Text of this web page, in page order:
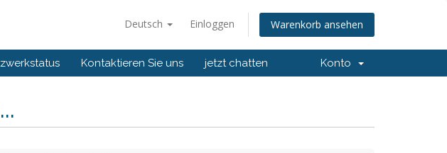
Deutsch Einloggen Warenkorb ansehen
Kontaktieren Sie uns jetzt chatten Konto